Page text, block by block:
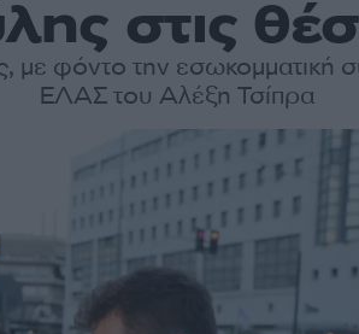
στις
με φόντο την εσωκομματική
ΕΛΑΣ του Αλέξη Τσίπρα